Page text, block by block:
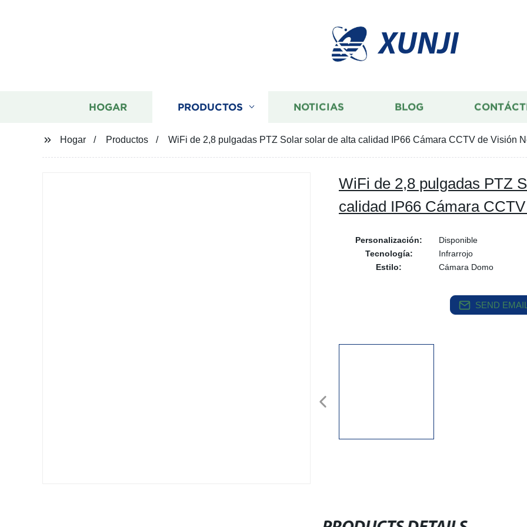
XUNJI
HOGAR PRODUCTOS NOTICIAS BLOG
Hogar Productos WiFi de 2,8 pulgadas PTZ Solar solar de alta calidad IP66 Cámara CCTV de Visión
WiFi de 2,8 pulgadas PTZ
calidad IP66 Cámara
Personalización:
Disponible
Tecnología:
Infrarrojo
Estilo:
Cámara Domo
SEND